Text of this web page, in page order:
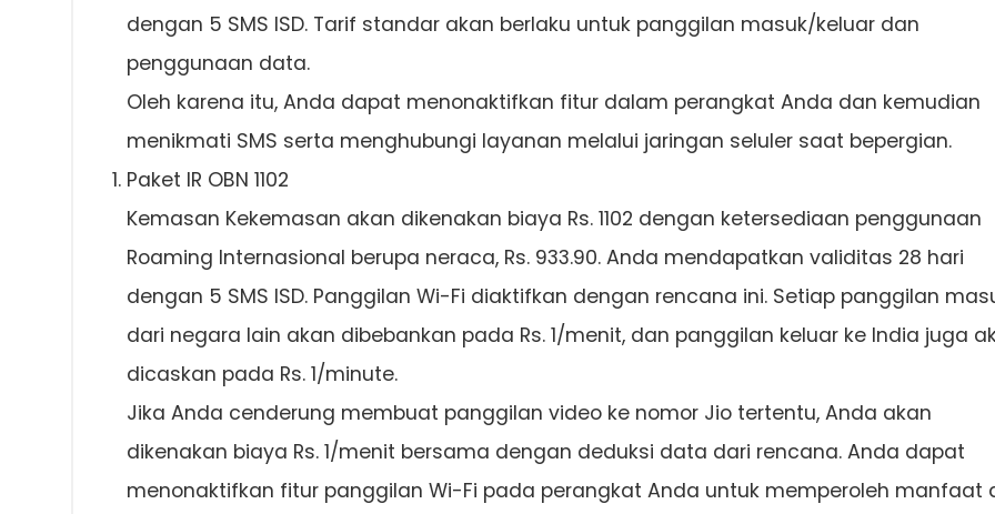
dengan 5 SMS ISD. Tarif standar akan berlaku untuk panggilan masuk/keluar dan
penggunaan data.
Oleh karena itu, Anda dapat menonaktifkan fitur dalam perangkat Anda dan kemudian
menikmati SMS serta menghubungi layanan melalui jaringan seluler saat bepergian.
Paket IR OBN 1102
Kemasan Kekemasan akan dikenakan biaya Rs. 1102 dengan ketersediaan penggunaan
Roaming Internasional berupa neraca, Rs. 933.90. Anda mendapatkan validitas 28 hari
dengan 5 SMS ISD. Panggilan Wi-Fi diaktifkan dengan rencana ini. Setiap panggilan
dari negara lain akan dibebankan pada Rs. 1/menit, dan panggilan keluar ke India juga
dicaskan pada Rs. 1/minute.
Jika Anda cenderung membuat panggilan video ke nomor Jio tertentu, Anda akan
dikenakan biaya Rs. 1/menit bersama dengan deduksi data dari rencana. Anda dapat
menonaktifkan fitur panggilan Wi-Fi pada perangkat Anda untuk memperoleh manfaat